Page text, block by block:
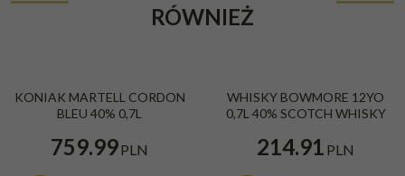
RÓWNIEŻ
KONIAK MARTELL CORDON
BLEU 40% 0,7L
759.99PLN
WHISKY BOWMORE 12YO
0,7L 40% SCOTCH WHISKY
214.91 PLN